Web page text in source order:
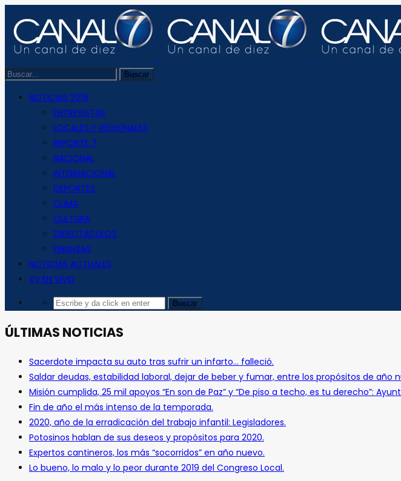
NOTICIAS 2019
ENTREVISTAS
LOCALES Y REGIONALES
REPORTE 7
NACIONAL
INTERNACIONAL
DEPORTES
CLIMA
CULTURA
ESPECTACULOS
FINANZAS
NOTICIAS ACTUALES
TV EN VIVO
ÚLTIMAS NOTICIAS
Sacerdote impacta su auto tras sufrir un infarto… falleció.
Saldar deudas, estabilidad laboral, dejar de beber y fumar, entre los propósitos de año
Misión cumplida, 25 mil apoyos “En son de Paz” y “De piso a techo, es tu derecho”:
Fin de año el más intenso de la temporada.
2020, año de la erradicación del trabajo infantil: Legisladores.
Potosinos hablan de sus deseos y propósitos para 2020.
Expertos cantineros, los más “socorridos” en año nuevo.
Lo bueno, lo malo y lo peor durante 2019 del Congreso Local.